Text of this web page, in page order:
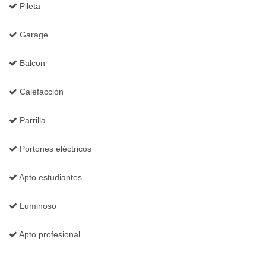
Pileta
Garage
Balcon
Calefacción
Parrilla
Portones eléctricos
Apto estudiantes
Luminoso
Apto profesional